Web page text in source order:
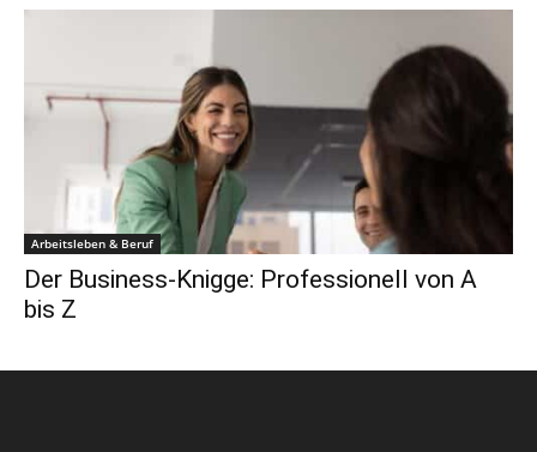
Arbeitsleben & Beruf
Der Business-Knigge: Professionell von A
bis Z